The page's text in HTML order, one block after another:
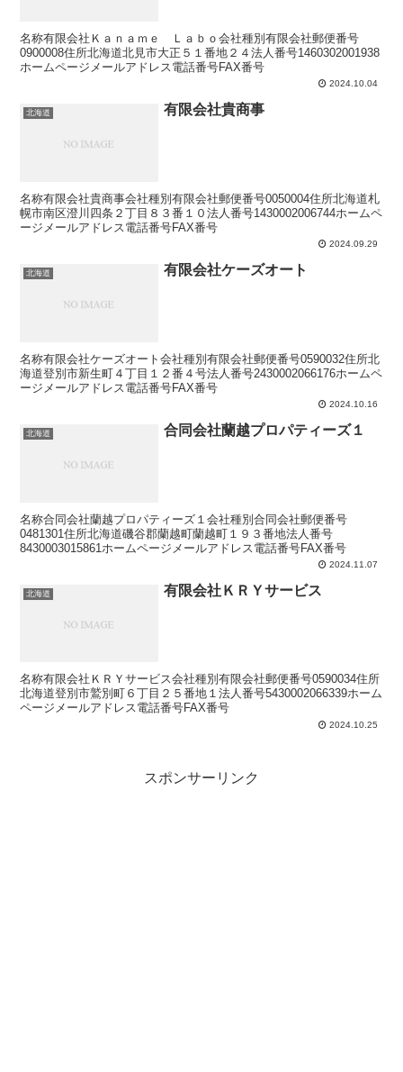
名称有限会社Ｋａｎａｍｅ Ｌａｂｏ会社種別有限会社郵便番号
0900008住所北海道北見市大正５１番地２４法人番号1460302001938
ホームページメールアドレス電話番号FAX番号
2024.10.04
北海道 有限会社貴商事
名称有限会社貴商事会社種別有限会社郵便番号0050004住所北海道札
幌市南区澄川四条２丁目８３番１０法人番号1430002006744ホームペ
ージメールアドレス電話番号FAX番号
2024.09.29
北海道 有限会社ケーズオート
名称有限会社ケーズオート会社種別有限会社郵便番号0590032住所北
海道登別市新生町４丁目１２番４号法人番号2430002066176ホームペ
ージメールアドレス電話番号FAX番号
2024.10.16
北海道 合同会社蘭越プロパティーズ１
名称合同会社蘭越プロパティーズ１会社種別合同会社郵便番号
0481301住所北海道磯谷郡蘭越町蘭越町１９３番地法人番号
8430003015861ホームページメールアドレス電話番号FAX番号
2024.11.07
北海道 有限会社ＫＲＹサービス
名称有限会社ＫＲＹサービス会社種別有限会社郵便番号0590034住所
北海道登別市鷲別町６丁目２５番地１法人番号5430002066339ホーム
ページメールアドレス電話番号FAX番号
2024.10.25
スポンサーリンク